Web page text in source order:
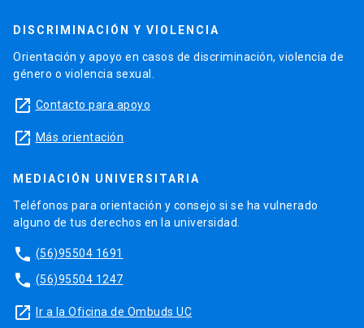
DISCRIMINACIÓN Y VIOLENCIA
Orientación y apoyo en casos de discriminación, violencia de
género o violencia sexual.
launch Contacto para apoyo
launch Más orientación
MEDIACIÓN UNIVERSITARIA
Teléfonos para orientación y consejo si se ha vulnerado
alguno de tus derechos en la universidad.
phone (56)95504 1691
phone (56)95504 1247
launch Ir a la Oficina de Ombuds UC